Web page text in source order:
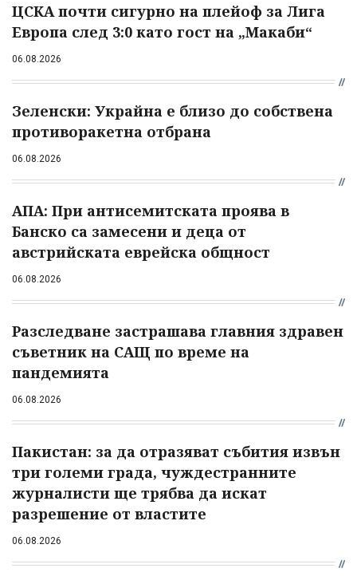
ЦСКА почти сигурно на плейоф за Лига
Европа след 3:0 като гост на „Макаби“
06.08.2026
Зеленски: Украйна е близо до собствена
противоракетна отбрана
06.08.2026
АПА: При антисемитската проява в
Банско са замесени и деца от
австрийската еврейска общност
06.08.2026
Разследване застрашава главния здравен
съветник на САЩ по време на
пандемията
06.08.2026
Пакистан: за да отразяват събития извън
три големи града, чуждестранните
журналисти ще трябва да искат
разрешение от властите
06.08.2026